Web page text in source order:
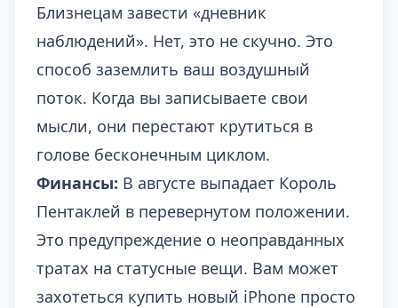
Близнецам завести «дневник
наблюдений». Нет, это не скучно. Это
способ заземлить ваш воздушный
поток. Когда вы записываете свои
мысли, они перестают крутиться в
голове бесконечным циклом.
Финансы: В августе выпадает Король
Пентаклей в перевернутом положении.
Это предупреждение о неоправданных
тратах на статусные вещи. Вам может
захотеться купить новый iPhone просто